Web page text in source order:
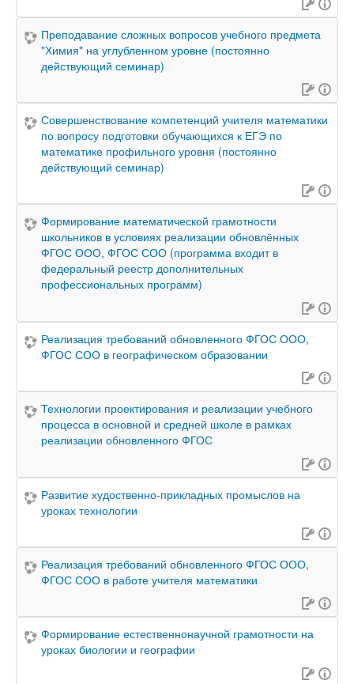
Преподавание сложных вопросов учебного предмета
"Химия" на углубленном уровне (постоянно
действующий семинар)
Совершенствование компетенций учителя математики
по вопросу подготовки обучающихся к ЕГЭ по
математике профильного уровня (постоянно
действующий семинар)
Формирование математической грамотности
школьников в условиях реализации обновлённых
ФГОС ООО, ФГОС СОО (программа входит в
федеральный реестр дополнительных
профессиональных программ)
Реализация требований обновленного ФГОС ООО,
ФГОС СОО в географическом образовании
Технологии проектирования и реализации учебного
процесса в основной и средней школе в рамках
реализации обновленного ФГОС
Развитие худоственно-прикладных промыслов на
уроках технологии
Реализация требований обновленного ФГОС ООО,
ФГОС СОО в работе учителя математики
Формирование естественнонаучной грамотности на
уроках биологии и географии